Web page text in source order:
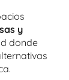
y
donde